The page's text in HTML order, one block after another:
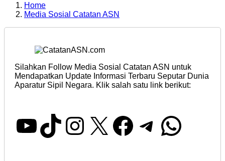
Home
Media Sosial Catatan ASN
Silahkan Follow Media Sosial Catatan ASN untuk
Mendapatkan Update Informasi Terbaru Seputar Dunia
Aparatur Sipil Negara. Klik salah satu link berikut:
YouTube
TikTok
Instagram
X Facebook